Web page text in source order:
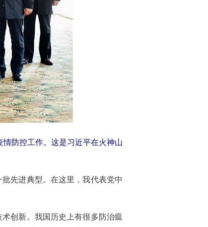
防控工作。这是习近平在火神山
先进典型。在这里，我代表党中
创新。我国历史上有很多防治瘟